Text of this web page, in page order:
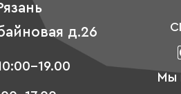
д.26
19.00
Мы